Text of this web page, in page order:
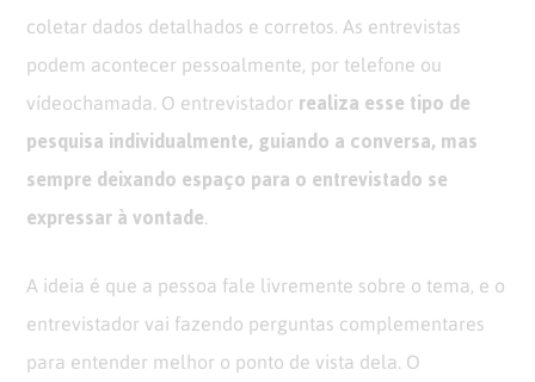
coletar dados detalhados e corretos. As entrevistas
podem acontecer pessoalmente, por telefone ou
vídeochamada. O entrevistador realiza esse tipo de
pesquisa individualmente, guiando a conversa, mas
sempre deixando espaço para o entrevistado se
expressar à vontade.
A ideia é que a pessoa fale livremente sobre o tema, e o
entrevistador vai fazendo perguntas complementares
para entender melhor o ponto de vista dela. O